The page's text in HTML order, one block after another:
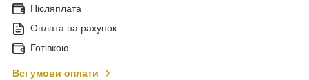
Післяплата
Оплата на рахунок
Готівкою
Всі умови оплати